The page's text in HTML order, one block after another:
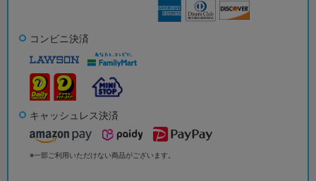
コンビニ決済
キャッシュレス決済
※一部ご利用いただけない商品がございます。